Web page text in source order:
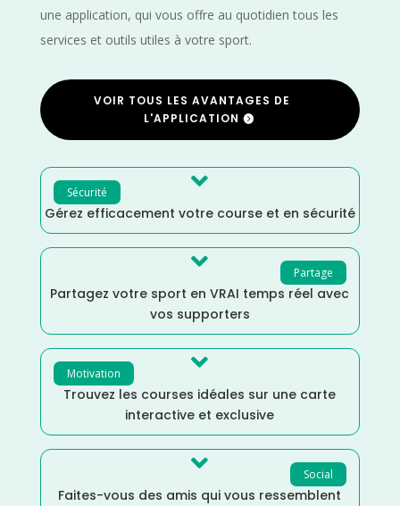
une application, qui vous offre au quotidien tous les
services et outils utiles à votre sport.
VOIR TOUS LES AVANTAGES DE
L'APPLICATION
Sécurité 
Gérez efficacement votre course et en sécurité
Partage

Partagez votre sport en VRAI temps réel avec
vos supporters
Motivation 
Trouvez les courses idéales sur une carte
interactive et exclusive
Social

Faites-vous des amis qui vous ressemblent